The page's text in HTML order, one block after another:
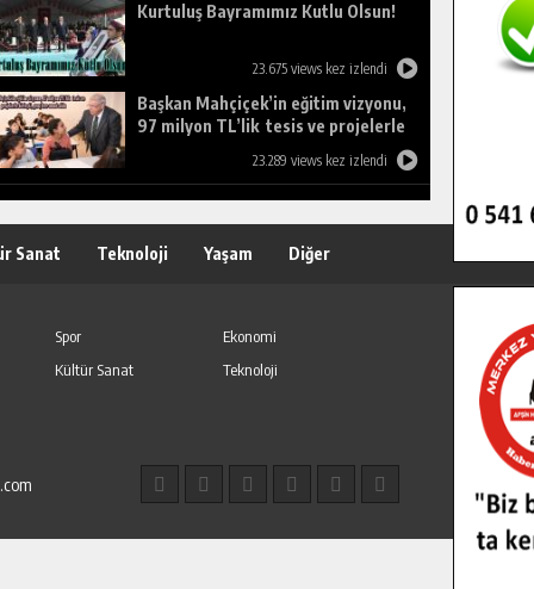
Kurtuluş Bayramımız Kutlu Olsun!
23.675 views kez izlendi
Başkan Mahçiçek’in eğitim vizyonu,
97 milyon TL’lik tesis ve projelerle
23.289 views kez izlendi
Sanat Teknoloji Yaşam Diğer
Spor
Ekonomi
Kültür Sanat
Teknoloji